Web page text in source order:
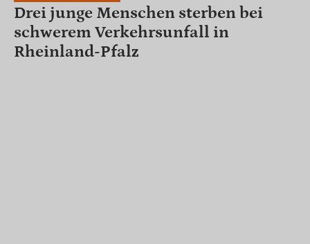
Drei junge Menschen sterben bei
schwerem Verkehrsunfall in
Rheinland-Pfalz